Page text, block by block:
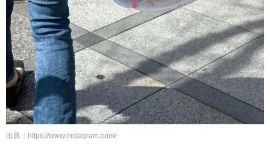
出典： https://www.instagram.com/